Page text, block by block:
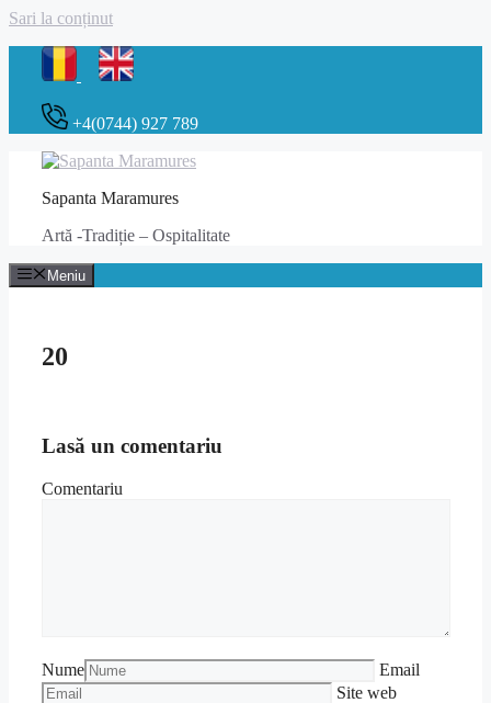
Sari la conținut
+4(0744) 927 789
Sapanta Maramures
Artă -Tradiție – Ospitalitate
Meniu
20
Lasă un comentariu
Comentariu
Nume
Email
Site web